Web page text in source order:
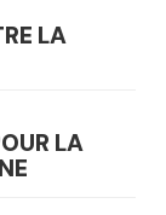
LA
LA